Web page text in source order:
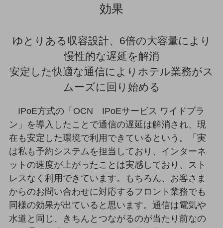
決算公告
採用情報
採用情報TOP
新卒採用
経験者採用
障がい者採用
人材育成制度
広告・協賛
広告
効果
ゆとりある収容設計、6倍の大容量により
慢性的な遅延を解消
安定した快適な通信によりホテル業務がス
ムーズに回り始める
IPoE方式の「OCN IPoEサービス ワイドプラ
ン」を導入したことで通信の遅延は解消され、現
在も安定した環境で利用できているという。「実
は私も予約システムを担当しており、インターネ
ットの速度が上がったことは実感しており、スト
レスなく利用できています。もちろん、お客さま
からのお問い合わせに対応するフロント業務でも
同様の効果が出ていると思います。通信は電気や
水道と同じ、きちんとつながるのが当たり前なの